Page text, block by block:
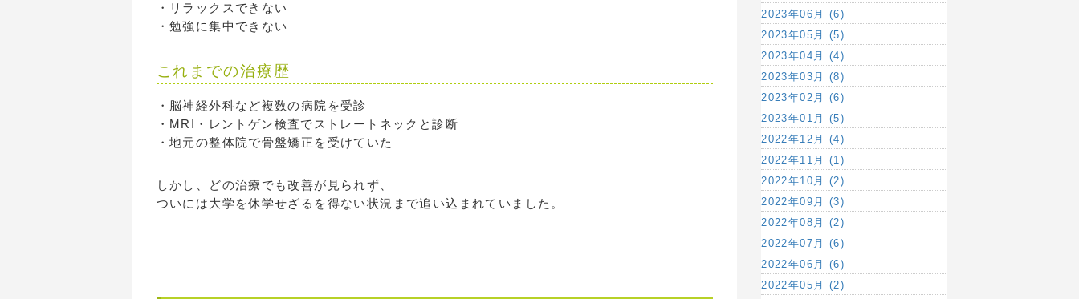
・リラックスできない
・勉強に集中できない
これまでの治療歴
・脳神経外科など複数の病院を受診
・MRI・レントゲン検査でストレートネックと診断
・地元の整体院で骨盤矯正を受けていた
しかし、どの治療でも改善が見られず、
ついには大学を休学せざるを得ない状況まで追い込まれていました。
2023年06月 (6)
2023年05月 (5)
2023年04月 (4)
2023年03月 (8)
2023年02月 (6)
2023年01月 (5)
2022年12月 (4)
2022年11月 (1)
2022年10月 (2)
2022年09月 (3)
2022年08月 (2)
2022年07月 (6)
2022年06月 (6)
2022年05月 (2)